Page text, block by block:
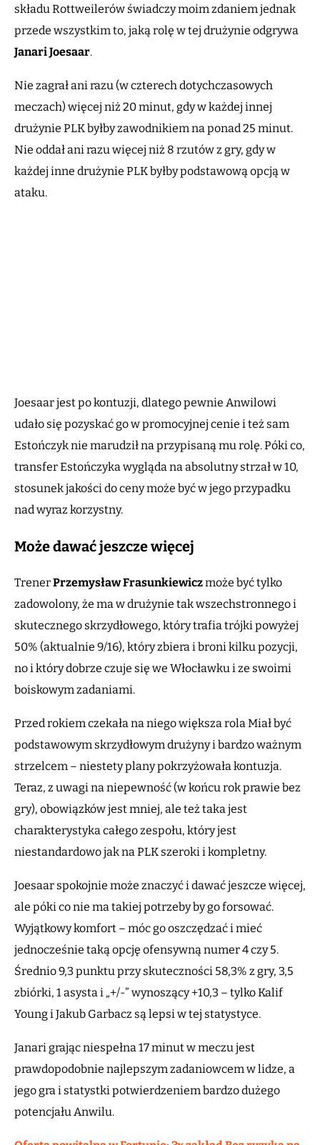
składu Rottweilerów świadczy moim zdaniem jednak
przede wszystkim to, jaką rolę w tej drużynie odgrywa
Janari Joesaar.
Nie zagrał ani razu (w czterech dotychczasowych
meczach) więcej niż 20 minut, gdy w każdej innej
drużynie PLK byłby zawodnikiem na ponad 25 minut.
Nie oddał ani razu więcej niż 8 rzutów z gry, gdy w
każdej inne drużynie PLK byłby podstawową opcją w
ataku.
Joesaar jest po kontuzji, dlatego pewnie Anwilowi
udało się pozyskać go w promocyjnej cenie i też sam
Estończyk nie marudził na przypisaną mu rolę. Póki co,
transfer Estończyka wygląda na absolutny strzał w 10,
stosunek jakości do ceny może być w jego przypadku
nad wyraz korzystny.
Może dawać jeszcze więcej
TrenerPrzemysław Frasunkiewiczmoże być tylko
zadowolony, że ma w drużynie tak wszechstronnego i
skutecznego skrzydłowego, który trafia trójki powyżej
50% (aktualnie 9/16), który zbiera i broni kilku pozycji,
no i który dobrze czuje się we Włocławku i ze swoimi
boiskowym zadaniami.
Przed rokiem czekała na niego większa rola Miał być
podstawowym skrzydłowym drużyny i bardzo ważnym
strzelcem – niestety plany pokrzyżowała kontuzja.
Teraz, z uwagi na niepewność (w końcu rok prawie bez
gry), obowiązków jest mniej, ale też taka jest
charakterystyka całego zespołu, który jest
niestandardowo jak na PLK szeroki i kompletny.
Joesaar spokojnie może znaczyć i dawać jeszcze więcej,
ale póki co nie ma takiej potrzeby by go forsować.
Wyjątkowy komfort – móc go oszczędzać i mieć
jednocześnie taką opcję ofensywną numer 4 czy 5.
Średnio 9,3 punktu przy skuteczności 58,3% z gry, 3,5
zbiórki, 1 asysta i „+/-” wynoszący +10,3 – tylko Kalif
Young i Jakub Garbacz są lepsi w tej statystyce.
Janari grając niespełna 17 minut w meczu jest
prawdopodobnie najlepszym zadaniowcem w lidze, a
jego gra i statystki potwierdzeniem bardzo dużego
potencjału Anwilu.